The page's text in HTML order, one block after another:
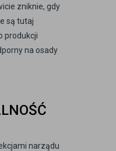
zniknie, gdy
są tutaj
produkcji
na osady
narządu